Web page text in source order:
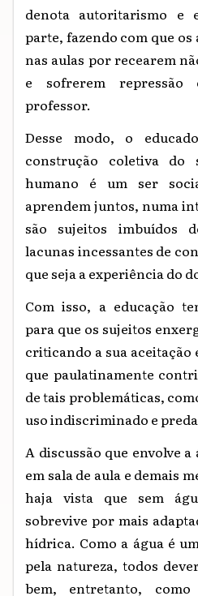
denota autoritarismo e
parte, fazendo com que
nas aulas por recearem
e sofrerem repressão
professor.
Desse modo, o
construção coletiva
humano é um ser
aprendem juntos, numa
são sujeitos imbuídos
lacunas incessantes de
que seja a experiência do
Com isso, a educação
para que os sujeitos
criticando a sua
que paulatinamente
de tais problemáticas,
uso indiscriminado e
A discussão que envolve a
em sala de aula e demais
haja vista que sem
sobrevive por mais
hídrica. Como a água é
pela natureza, todos
bem, entretanto,